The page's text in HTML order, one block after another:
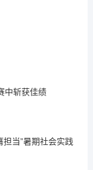
中斩获佳绩
担当”暑期社会实践